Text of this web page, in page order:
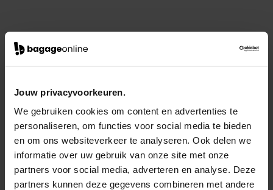
Jouw privacyvoorkeuren.
We gebruiken cookies om content en advertenties te
personaliseren, om functies voor social media te bieden
en om ons websiteverkeer te analyseren. Ook delen we
informatie over uw gebruik van onze site met onze
partners voor social media, adverteren en analyse. Deze
partners kunnen deze gegevens combineren met andere